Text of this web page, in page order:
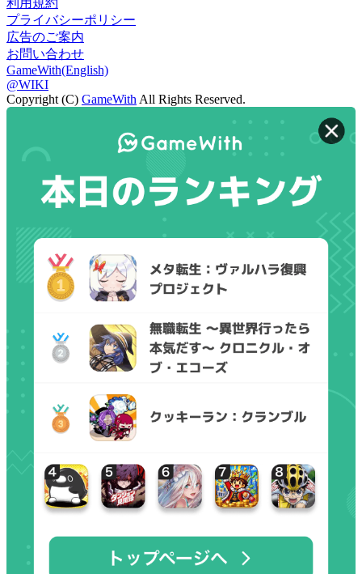
プライバシーポリシー
広告のご案内
お問い合わせ
GameWith(English)
@WIKI
Copyright (C) GameWith All Rights Reserved.